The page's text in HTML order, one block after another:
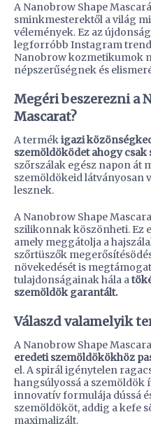
A Nanobrow Shape
sminkmesterektől a világ
vélemények. Ez az
legforróbb Instagram
Nanobrow kozmetikumok
népszerűségnek és
Megéri beszerezni a
Mascarat?
A termékigazi
szemöldöködet ahogy csak
szőrszálak egész napon át
szemöldökeid látványosan
lesznek.
A Nanobrow Shape
szilikonnak köszönheti. Ez
amely meggátolja a
szőrtüszők
növekedését is
tulajdonságainak hála a
szemöldök garantált.
Válaszd valamelyik
A Nanobrow Shape Mascara
eredeti szemöldökökhöz
el. A spirál igénytelen
hangsúlyossá a
innovatív formulája dússá
szemöldököt, addig a kefe
maximalizált.